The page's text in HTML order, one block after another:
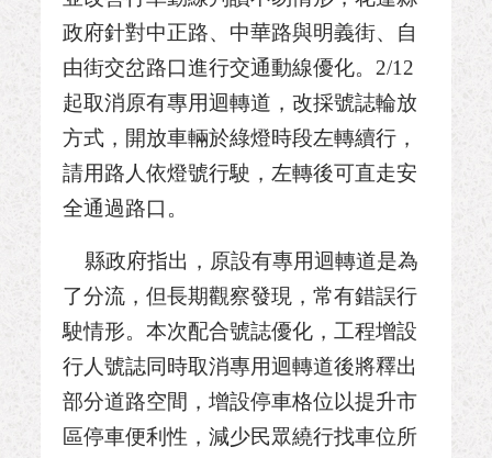
政府針對中正路、中華路與明義街、自
由街交岔路口進行交通動線優化。 2/12
起取消原有專用迴轉道，改採號誌輪放
方式，開放車輛於綠燈時段左轉續行，
請用路人依燈號行駛，左轉後可直走安
全通過路口。
縣政府指出，原設有專用迴轉道是為
了分流，但長期觀察發現，常有錯誤行
駛情形。本次配合號誌優化，工程增設
行人號誌同時取消專用迴轉道後將釋出
部分道路空間，增設停車格位以提升市
區停車便利性，減少民眾繞行找車位所